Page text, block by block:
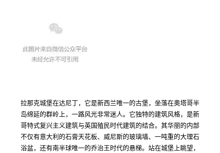
拉那克城堡在达尼丁，它是新西兰唯一的古堡，坐落在奥塔哥半
岛绵延的群岭上，一路风光非常迷人。它独特的建筑风格，是新
哥特式复兴主义建筑与英国殖民时代建筑的结合。其华丽的内部
不仅有意大利的石膏天花板、威尼斯的玻璃墙、一吨重的大理石
浴盆，还有南半球唯一的乔治王时代的悬梯。站在城堡上眺望，